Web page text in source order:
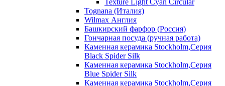
Texture Light Cyan Circular
Tognana (Италия)
Wilmax Англия
Башкирский фарфор (Россия)
Гончарная посуда (ручная работа)
Каменная керамика Stockholm,Серия
Black Spider Silk
Каменная керамика Stockholm,Серия
Blue Spider Silk
Каменная керамика Stockholm,Серия